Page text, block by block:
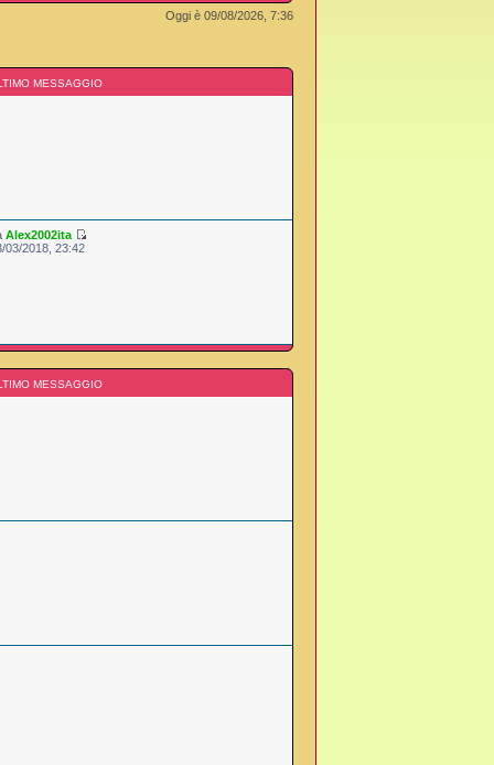
Oggi è 09/08/2026, 7:36
MESSAGGIO
Alex2002ita
03/2018, 23:42
MESSAGGIO